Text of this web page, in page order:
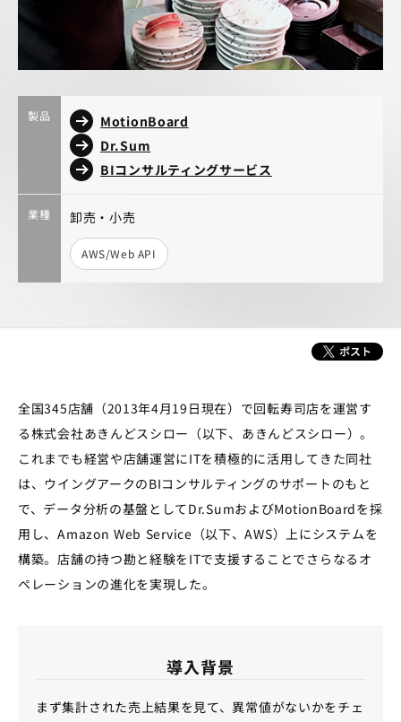
製品
MotionBoard
Dr.Sum
BIコンサルティングサービス
業種 卸売・小売
AWS/Web API
全国345店舗（2013年4月19日現在）で回転寿司店を運営す
る株式会社あきんどスシロー（以下、あきんどスシロー）。
これまでも経営や店舗運営にITを積極的に活用してきた同社
は、ウイングアークのBIコンサルティングのサポートのもと
で、データ分析の基盤としてDr.SumおよびMotionBoardを採
用し、Amazon Web Service（以下、AWS）上にシステムを
構築。店舗の持つ勘と経験をITで支援することでさらなるオ
ペレーションの進化を実現した。
導入背景
まず集計された売上結果を見て、異常値がないかをチェ